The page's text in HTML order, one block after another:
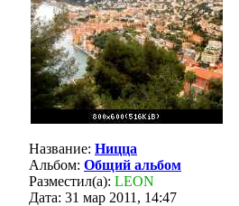
Название: Ницца
Альбом: Общий альбом
Разместил(а): LEON
Дата: 31 мар 2011, 14:47